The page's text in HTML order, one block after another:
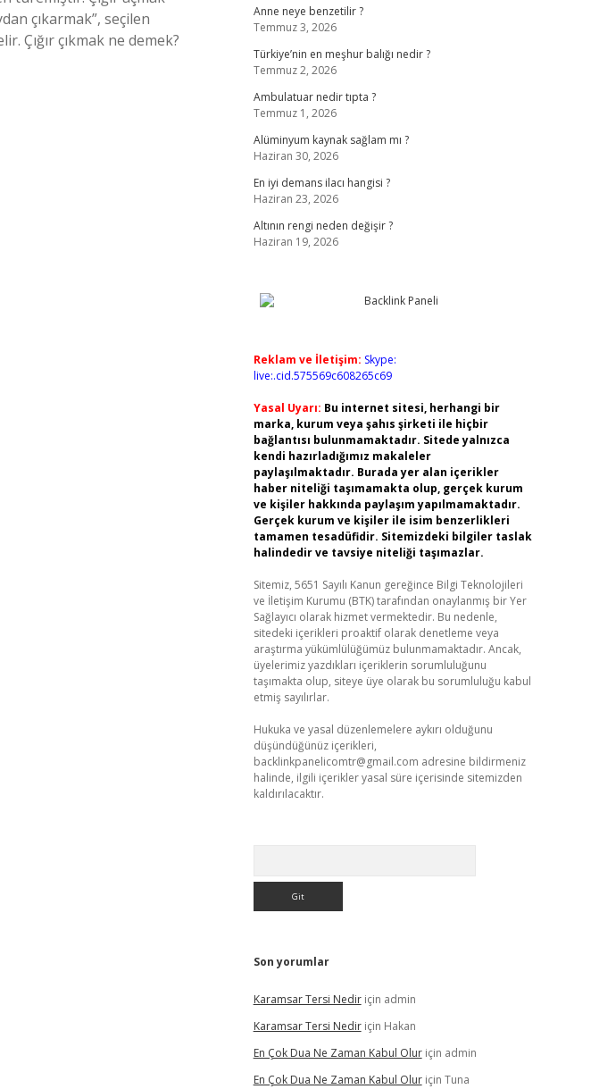
çıkarmak”, seçilen
Çığır çıkmak ne demek?
Anne neye benzetilir ?
Temmuz 3, 2026
Türkiye’nin en meşhur balığı nedir ?
Temmuz 2, 2026
Ambulatuar nedir tıpta ?
Temmuz 1, 2026
Alüminyum kaynak sağlam mı ?
Haziran 30, 2026
En iyi demans ilacı hangisi ?
Haziran 23, 2026
Altının rengi neden değişir ?
Haziran 19, 2026
Reklam ve İletişim: Skype:
live:.cid.575569c608265c69
Yasal Uyarı: Bu internet sitesi, herhangi bir
marka, kurum veya şahıs şirketi ile hiçbir
bağlantısı bulunmamaktadır. Sitede yalnızca
kendi hazırladığımız makaleler
paylaşılmaktadır. Burada yer alan içerikler
haber niteliği taşımamakta olup, gerçek kurum
ve kişiler hakkında paylaşım yapılmamaktadır.
Gerçek kurum ve kişiler ile isim benzerlikleri
tamamen tesadüfidir. Sitemizdeki bilgiler taslak
halindedir ve tavsiye niteliği taşımazlar.
Sitemiz, 5651 Sayılı Kanun gereğince Bilgi Teknolojileri
ve İletişim Kurumu (BTK) tarafından onaylanmış bir Yer
Sağlayıcı olarak hizmet vermektedir. Bu nedenle,
sitedeki içerikleri proaktif olarak denetleme veya
araştırma yükümlülüğümüz bulunmamaktadır. Ancak,
üyelerimiz yazdıkları içeriklerin sorumluluğunu
taşımakta olup, siteye üye olarak bu sorumluluğu kabul
etmiş sayılırlar.
Hukuka ve yasal düzenlemelere aykırı olduğunu
düşündüğünüz içerikleri,
backlinkpanelicomtr@gmail.com adresine bildirmeniz
halinde, ilgili içerikler yasal süre içerisinde sitemizden
kaldırılacaktır.
Son yorumlar
Karamsar Tersi Nediriçin admin
Karamsar Tersi Nediriçin Hakan
En Çok Dua Ne Zaman Kabul Oluriçin admin
En Çok Dua Ne Zaman Kabul Oluriçin Tuna